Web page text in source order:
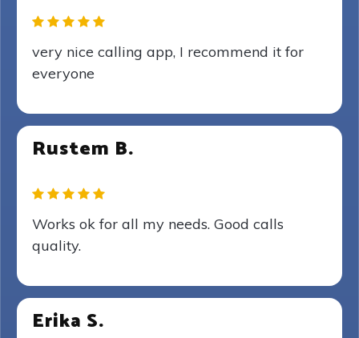
very nice calling app, I recommend it for
everyone
Rustem B.
Works ok for all my needs. Good calls
quality.
Erika S.